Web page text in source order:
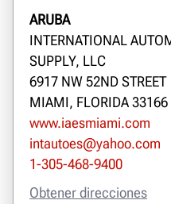
ARUBA
INTERNATIONAL
SUPPLY, LLC
6917 NW 52ND STREET
MIAMI, FLORIDA 33166
www.iaesmiami.com
intautoes@yahoo.com
1-305-468-9400
Obtener direcciones